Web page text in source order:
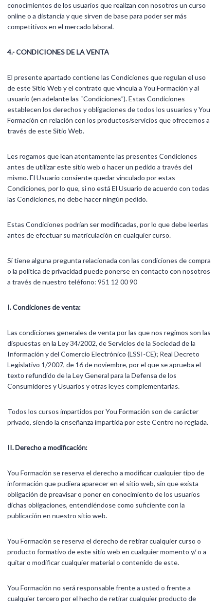
conocimientos de los usuarios que realizan con nosotros un curso
online o a distancia y que sirven de base para poder ser más
competitivos en el mercado laboral.
4.- CONDICIONES DE LA VENTA
El presente apartado contiene las Condiciones que regulan el uso
de este Sitio Web y el contrato que vincula a You Formación y al
usuario (en adelante las “Condiciones”). Estas Condiciones
establecen los derechos y obligaciones de todos los usuarios y You
Formación en relación con los productos/servicios que ofrecemos a
través de este Sitio Web.
Les rogamos que lean atentamente las presentes Condiciones
antes de utilizar este sitio web o hacer un pedido a través del
mismo. El Usuario consiente quedar vinculado por estas
Condiciones, por lo que, si no está El Usuario de acuerdo con todas
las Condiciones, no debe hacer ningún pedido.
Estas Condiciones podrían ser modificadas, por lo que debe leerlas
antes de efectuar su matriculación en cualquier curso.
Si tiene alguna pregunta relacionada con las condiciones de compra
o la política de privacidad puede ponerse en contacto con nosotros
a través de nuestro teléfono: 951 12 00 90
I. Condiciones de venta:
Las condiciones generales de venta por las que nos regimos son las
dispuestas en la Ley 34/2002, de Servicios de la Sociedad de la
Información y del Comercio Electrónico (LSSI-CE); Real Decreto
Legislativo 1/2007, de 16 de noviembre, por el que se aprueba el
texto refundido de la Ley General para la Defensa de los
Consumidores y Usuarios y otras leyes complementarias.
Todos los cursos impartidos por You Formación son de carácter
privado, siendo la enseñanza impartida por este Centro no reglada.
II. Derecho a modificación:
You Formación se reserva el derecho a modificar cualquier tipo de
información que pudiera aparecer en el sitio web, sin que exista
obligación de preavisar o poner en conocimiento de los usuarios
dichas obligaciones, entendiéndose como suficiente con la
publicación en nuestro sitio web.
You Formación se reserva el derecho de retirar cualquier curso o
producto formativo de este sitio web en cualquier momento y/ o a
quitar o modificar cualquier material o contenido de este.
You Formación no será responsable frente a usted o frente a
cualquier tercero por el hecho de retirar cualquier producto de